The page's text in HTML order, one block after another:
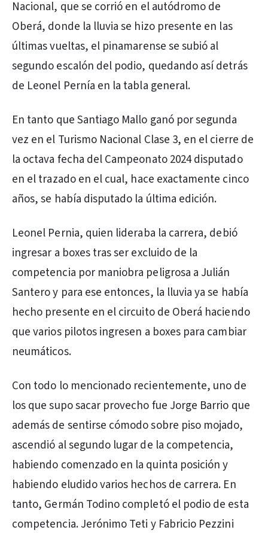
Nacional, que se corrió en el autódromo de
Oberá, donde la lluvia se hizo presente en las
últimas vueltas, el pinamarense se subió al
segundo escalón del podio, quedando así detrás
de Leonel Pernía en la tabla general.
En tanto que Santiago Mallo ganó por segunda
vez en el Turismo Nacional Clase 3, en el cierre de
la octava fecha del Campeonato 2024 disputado
en el trazado en el cual, hace exactamente cinco
años, se había disputado la última edición.
Leonel Pernia, quien lideraba la carrera, debió
ingresar a boxes tras ser excluido de la
competencia por maniobra peligrosa a Julián
Santero y para ese entonces, la lluvia ya se había
hecho presente en el circuito de Oberá haciendo
que varios pilotos ingresen a boxes para cambiar
neumáticos.
Con todo lo mencionado recientemente, uno de
los que supo sacar provecho fue Jorge Barrio que
además de sentirse cómodo sobre piso mojado,
ascendió al segundo lugar de la competencia,
habiendo comenzado en la quinta posición y
habiendo eludido varios hechos de carrera. En
tanto, Germán Todino completó el podio de esta
competencia. Jerónimo Teti y Fabricio Pezzini